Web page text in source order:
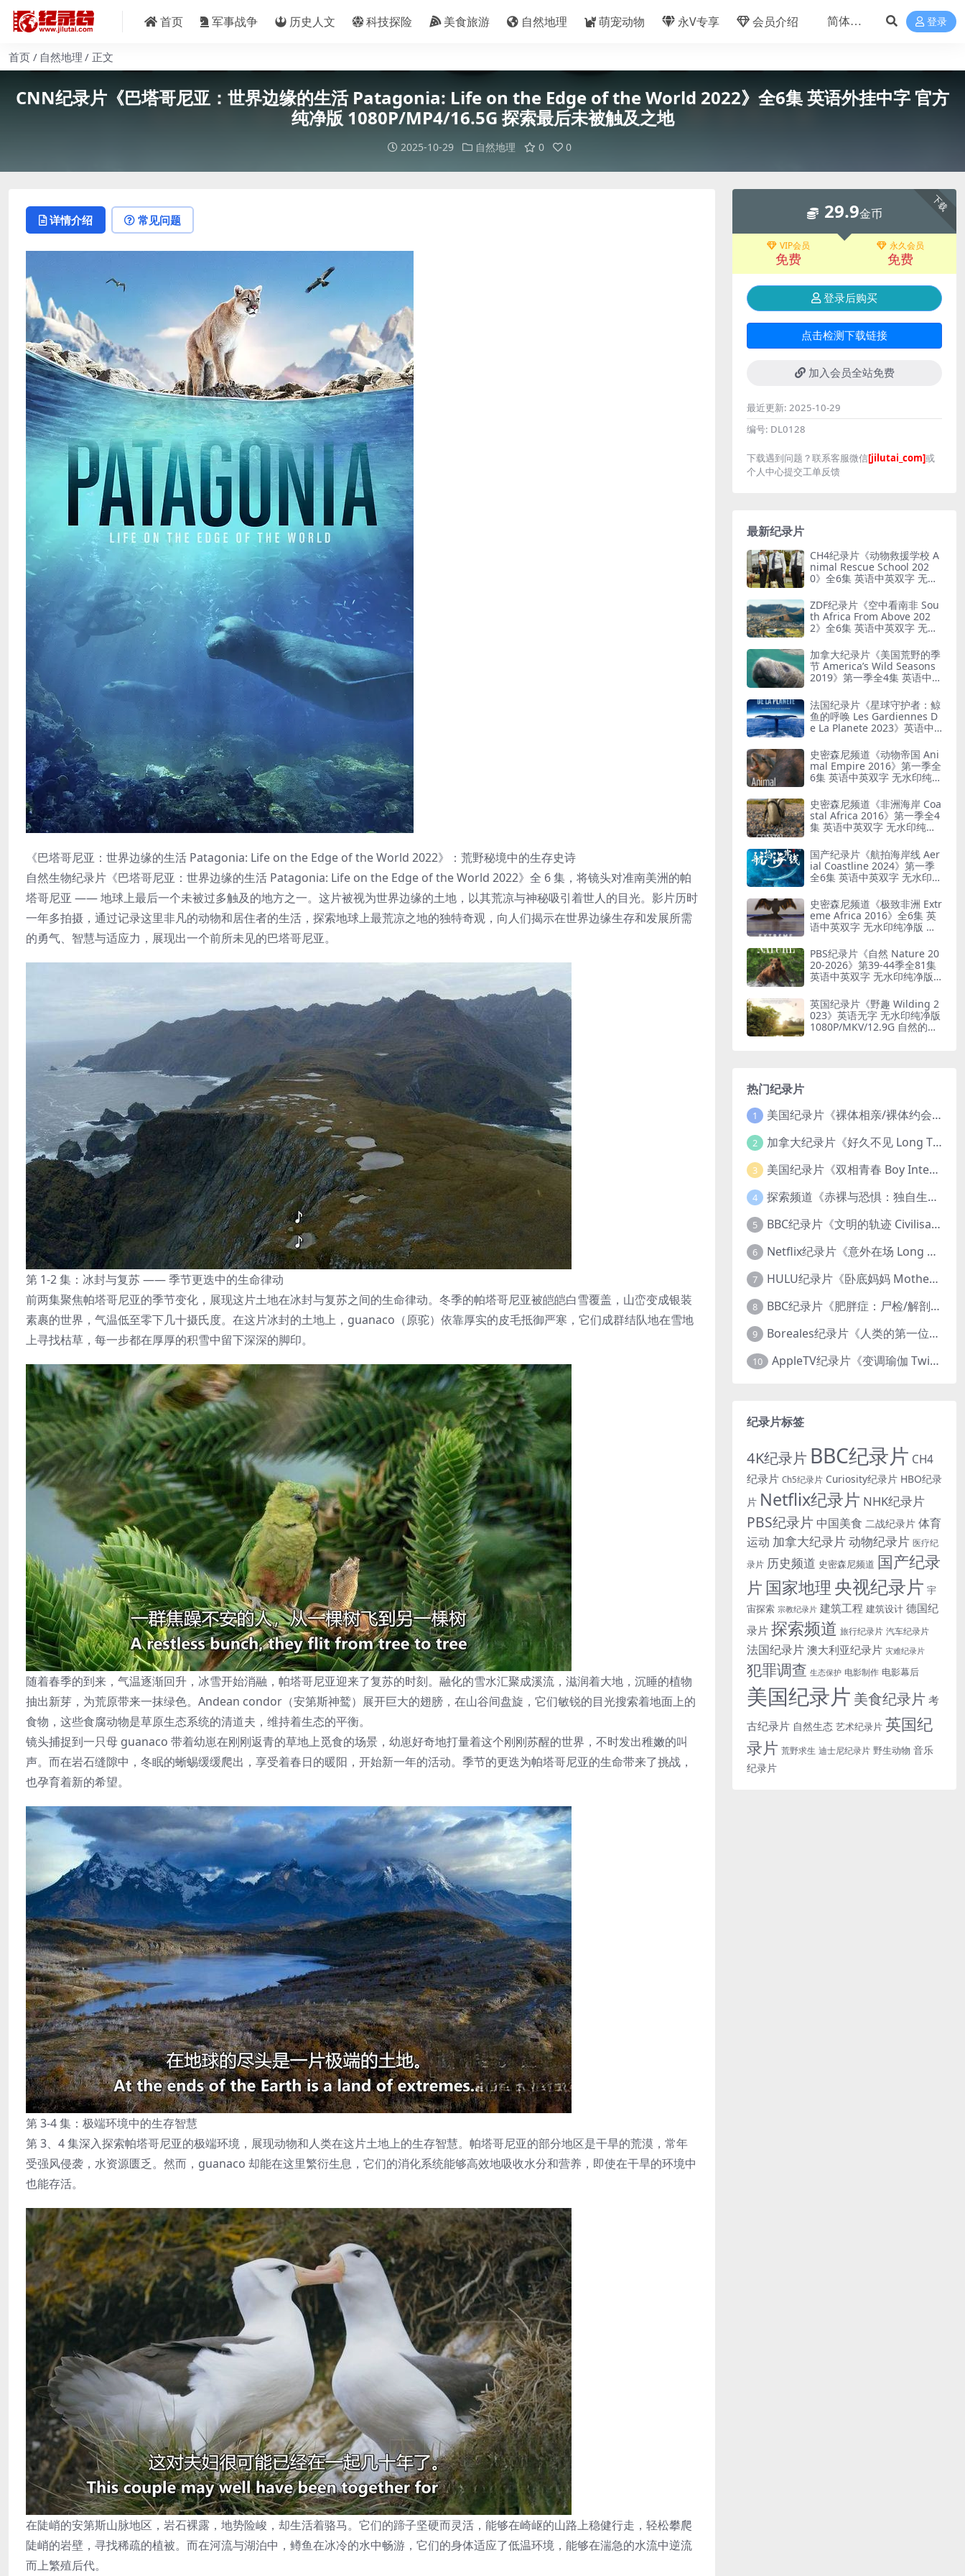
首页 军事战争 历史人文 科技探险 美食旅游 自然地理 萌宠动物 永V专享 会员介绍 登录
首页 自然地理 正文
CNN纪录片《巴塔哥尼亚：世界边缘的生活 Patagonia: Life on the Edge of the World 2022》全6集 英语外挂中字 官方
纯净版 1080P/MP4/16.5G 探索最后未被触及之地
2025-10-29 自然地理 0 0
详情介绍 常见问题
《巴塔哥尼亚：世界边缘的生活 Patagonia: Life on the Edge of the World 2022》：荒野秘境中的生存史诗
自然生物纪录片《巴塔哥尼亚：世界边缘的生活 Patagonia: Life on the Edge of the World 2022》全 6 集，将镜头对准南美洲的帕
塔哥尼亚 —— 地球上最后一个未被过多触及的地方之一。这片被视为世界边缘的土地，以其荒凉与神秘吸引着世人的目光。影片历时
一年多拍摄，通过记录这里非凡的动物和居住者的生活，探索地球上最荒凉之地的独特奇观，向人们揭示在世界边缘生存和发展所需
的勇气、智慧与适应力，展现出一个前所未见的巴塔哥尼亚。
第 1-2 集：冰封与复苏 —— 季节更迭中的生命律动
前两集聚焦帕塔哥尼亚的季节变化，展现这片土地在冰封与复苏之间的生命律动。冬季的帕塔哥尼亚被皑皑白雪覆盖，山峦变成银装
素裹的世界，气温低至零下几十摄氏度。在这片冰封的土地上，guanaco（原驼）依靠厚实的皮毛抵御严寒，它们成群结队地在雪地
上寻找枯草，每一步都在厚厚的积雪中留下深深的脚印。
随着春季的到来，气温逐渐回升，冰雪开始消融，帕塔哥尼亚迎来了复苏的时刻。融化的雪水汇聚成溪流，滋润着大地，沉睡的植物
抽出新芽，为荒原带来一抹绿色。Andean condor（安第斯神鹫）展开巨大的翅膀，在山谷间盘旋，它们敏锐的目光搜索着地面上的
食物，这些食腐动物是草原生态系统的清道夫，维持着生态的平衡。
镜头捕捉到一只母 guanaco 带着幼崽在刚刚返青的草地上觅食的场景，幼崽好奇地打量着这个刚刚苏醒的世界，不时发出稚嫩的叫
声。而在岩石缝隙中，冬眠的蜥蜴缓缓爬出，享受着春日的暖阳，开始新一年的活动。季节的更迭为帕塔哥尼亚的生命带来了挑战，
也孕育着新的希望。
第 3-4 集：极端环境中的生存智慧
第 3、4 集深入探索帕塔哥尼亚的极端环境，展现动物和人类在这片土地上的生存智慧。帕塔哥尼亚的部分地区是干旱的荒漠，常年
受强风侵袭，水资源匮乏。然而，guanaco 却能在这里繁衍生息，它们的消化系统能够高效地吸收水分和营养，即使在干旱的环境中
也能存活。
在陡峭的安第斯山脉地区，岩石裸露，地势险峻，却生活着骆马。它们的蹄子坚硬而灵活，能够在崎岖的山路上稳健行走，轻松攀爬
陡峭的岩壁，寻找稀疏的植被。而在河流与湖泊中，鳟鱼在冰冷的水中畅游，它们的身体适应了低温环境，能够在湍急的水流中逆流
而上繁殖后代。
下载
29.9金币
VIP会员
免费
永久会员
免费
登录后购买
点击检测下载链接
加入会员全站免费
最近更新: 2025-10-29
编号: DL0128
下载遇到问题？联系客服微信[jilutai_com]或
个人中心提交工单反馈
最新纪录片
CH4纪录片《动物救援学校 A
nimal Rescue School 202
0》全6集 英语中英双字 无水
ZDF纪录片《空中看南非 Sou
th Africa From Above 202
2》全6集 英语中英双字 无水
加拿大纪录片《美国荒野的季
节 America’s Wild Seasons
2019》第一季全4集 英语中英
四季
法国纪录片《星球守护者：鲸
鱼的呼唤 Les Gardiennes D
e La Planete 2023》英语中
类的生命奥秘
史密森尼频道《动物帝国 Ani
mal Empire 2016》第一季全
6集 英语中英双字 无水印纯净
史密森尼频道《非洲海岸 Coa
stal Africa 2016》第一季全4
集 英语中英双字 无水印纯净
国产纪录片《航拍海岸线 Aer
ial Coastline 2024》第一季
全6集 英语中英双字 无水印纯
史密森尼频道《极致非洲 Extr
eme Africa 2016》全6集 英
语中英双字 无水印纯净版 极
PBS纪录片《自然 Nature 20
20-2026》第39-44季全81集
英语中英双字 无水印纯净版 1
英国纪录片《野趣 Wilding 2
023》英语无字 无水印纯净版
1080P/MKV/12.9G 自然的治
热门纪录片
1 美国纪录片《裸体相亲/裸体约会 Dating Naked 2014-2016》第1-3季全33集 英语中英双字 无水印纯净版 1080P/MKV/85.6G 裸体相亲真人秀
2 加拿大纪录片《好久不见 Long Time Comin 1993》英语中英双字 官方纯净版 1080P/MKV/1G 女同性艺术家
3 美国纪录片《双相青春 Boy Interrupted 2009》英语中英双字 官方纯净版 1080P/MKV/1.43G 青少年躁郁症
4 探索频道《赤裸与恐惧：独自生存/赤裸荒野求生 Naked and Afraid: Solo 2023》第一季全8集 英语中英双字 官方纯净版 高码1080P/MKV/45.4G
5 BBC纪录片《文明的轨迹 Civilisations 1969》全13集 英语中英双字 高清收藏版 1080P/MKV/64.1G 西方艺术史话
6 Netflix纪录片《意外在场 Long Shot 2017》英语中字 720P/NKV/1.06GB 美国谋杀误判案件
7 HULU纪录片《卧底妈妈 Mother Undercover 2023》全4集 英语中英双字 官方纯净版 1080P/MKV/7.6G 拯救孩子
8 BBC纪录片《肥胖症：尸检/解剖肥胖 Obesity: The Post Mortem 2016》英语中英双字 无水印纯净版 1080P/MKV/1.03G
9 Boreales纪录片《人类的第一位动物朋友：人类和狗的神奇故事 Man’s First Friend 2018》英语中英双字 1080P/MP4/1.8G 狗的神奇故事
10 AppleTV纪录片《变调瑜伽 Twisted Yoga 2026》全3集 英语中英双字 无水印纯净版 1080P/MKV/10G 瑜伽大师背后的真相
纪录片标签
4K纪录片 BBC纪录片 CH4
纪录片 Ch5纪录片 Curiosity纪录片 HBO纪录
片 Netflix纪录片 NHK纪录片
PBS纪录片 中国美食 二战纪录片 体育
运动 加拿大纪录片动物纪录片 医疗纪
录片 历史频道 史密森尼频道 国产纪录
片 国家地理 央视纪录片 宇
宙探索 宗教纪录片 建筑工程 建筑设计 德国纪
录片 探索频道 旅行纪录片 汽车纪录片
法国纪录片 澳大利亚纪录片 灾难纪录片
犯罪调查 生态保护 电影制作 电影幕后
美国纪录片 美食纪录片考
古纪录片 自然生态 艺术纪录片 英国纪
录片 荒野求生 迪士尼纪录片 野生动物 音乐
纪录片